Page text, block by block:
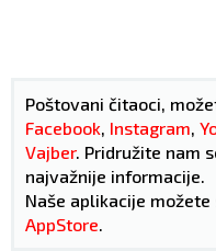
Poštovani čitaoci,
Facebook, Instagram,
Vajber. Pridružite nam
najvažnije informacije.
Naše aplikacije možete
AppStore.